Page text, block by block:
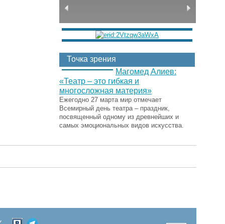
Точка зрения
Магомед Алиев:
«Театр – это гибкая и
многосложная материя»
Ежегодно 27 марта мир отмечает
Всемирный день театра – праздник,
посвященный одному из древнейших и
самых эмоциональных видов искусства.